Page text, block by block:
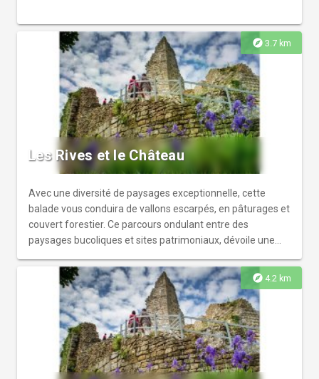
explore 3.7 km
Les Rives et le Château
Avec une diversité de paysages exceptionnelle, cette
balade vous conduira de vallons escarpés, en pâturages et
couvert forestier. Ce parcours ondulant entre des
paysages bucoliques et sites patrimoniaux, dévoile une
explore 4.2 km